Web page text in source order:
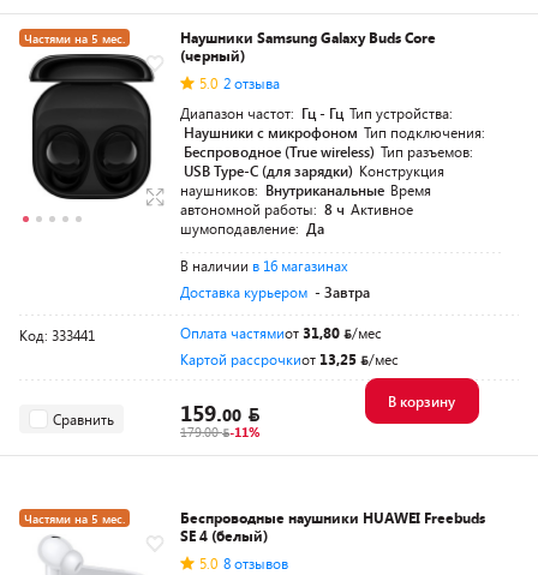
Частями на 5 мес.
Наушники Samsung Galaxy Buds Core
(черный)
5.0 2 отзыва
Диапазон частот: Гц - Гц Тип устройства:
Наушники с микрофоном Тип подключения:
Беспроводное (True wireless) Тип разъемов:
USB Type-C (для зарядки) Конструкция
наушников: Внутриканальные Время
автономной работы: 8 ч Активное
шумоподавление: Да
В наличии в 16 магазинах
Доставка курьером - Завтра
Код: 333441 Оплата частямиот31,80
/мес
Картой рассрочкиот 13,25 /мес
Сравнить 159.00
179.00 -11%
В корзину
Частями на 5 мес.
Беспроводные наушники HUAWEI Freebuds
SE 4 (белый)
5.0 8 отзывов